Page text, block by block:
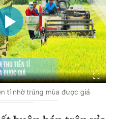
tỉ nhờ trúng mùa được giá